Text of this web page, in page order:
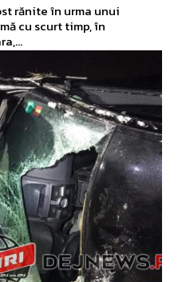
rănite în urma unui
cu scurt timp, în